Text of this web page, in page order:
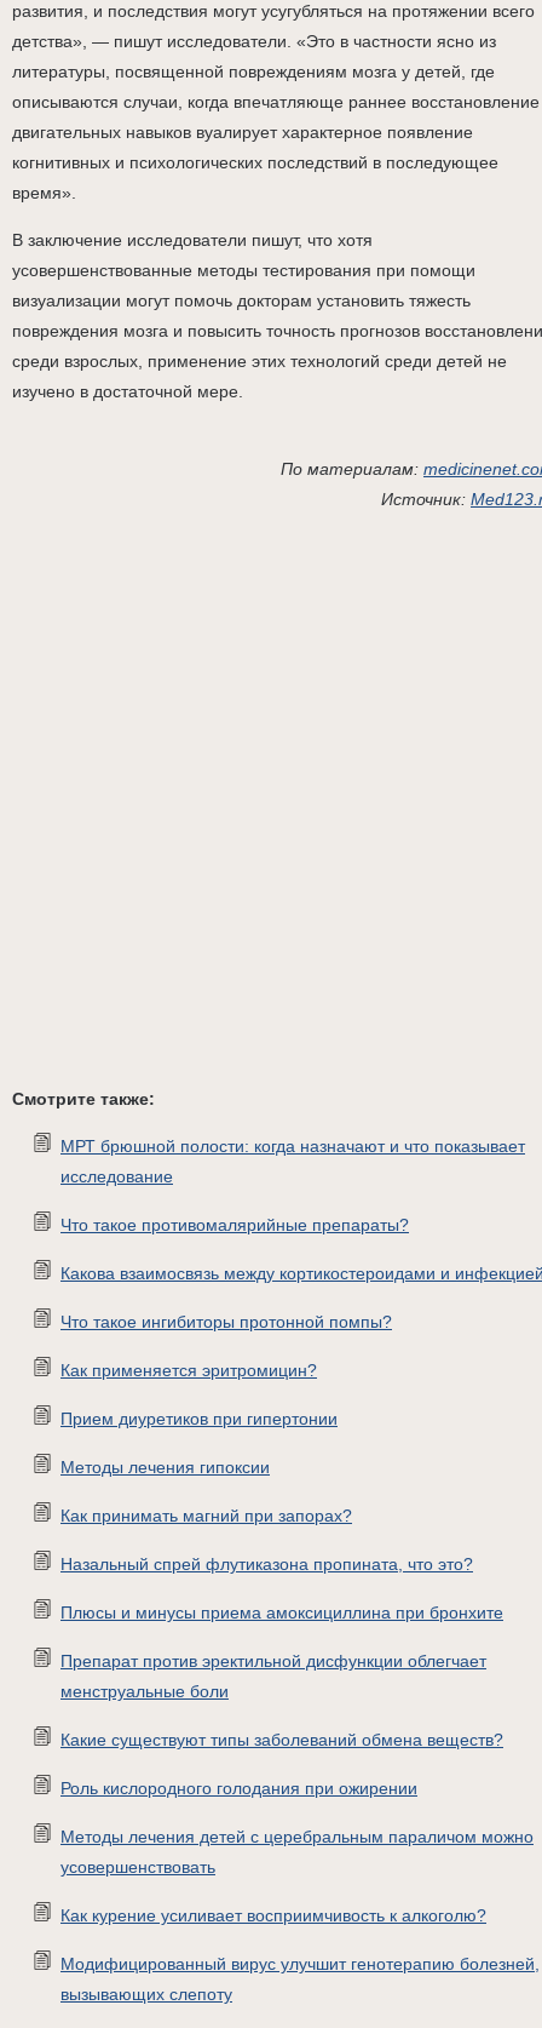
развития, и последствия могут усугубляться на протяжении всего
детства», — пишут исследователи. «Это в частности ясно из
литературы, посвященной повреждениям мозга у детей, где
описываются случаи, когда впечатляюще раннее восстановление
двигательных навыков вуалирует характерное появление
когнитивных и психологических последствий в последующее
время».
В заключение исследователи пишут, что хотя
усовершенствованные методы тестирования при помощи
визуализации могут помочь докторам установить тяжесть
повреждения мозга и повысить точность прогнозов
среди взрослых, применение этих технологий среди детей не
изучено в достаточной мере.
По материалам:
Источник:
Смотрите также:
МРТ брюшной полости: когда назначают и что показывает
исследование
Что такое противомалярийные препараты?
Какова взаимосвязь между кортикостероидами и
Что такое ингибиторы протонной помпы?
Как применяется эритромицин?
Прием диуретиков при гипертонии
Методы лечения гипоксии
Как принимать магний при запорах?
Назальный спрей флутиказона пропината, что это?
Плюсы и минусы приема амоксициллина при бронхите
Препарат против эректильной дисфункции облегчает
менструальные боли
Какие существуют типы заболеваний обмена веществ?
Роль кислородного голодания при ожирении
Методы лечения детей с церебральным параличом можно
усовершенствовать
Как курение усиливает восприимчивость к алкоголю?
Модифицированный вирус улучшит генотерапию болезней,
вызывающих слепоту